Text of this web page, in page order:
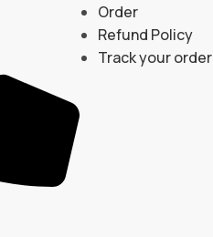
Order
Refund Policy
Track your order